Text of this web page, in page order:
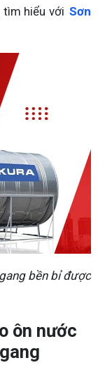
tìm hiểu với Sơn
bền bỉ được
ôn nước